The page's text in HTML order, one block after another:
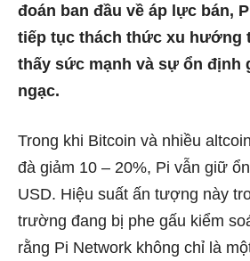
đoán ban đầu về áp lực bán,
tiếp tục thách thức xu hướng
thấy sức mạnh và sự ổn định
ngạc.
Trong khi Bitcoin và nhiều
đà giảm 10 – 20%, Pi vẫn giữ
USD. Hiệu suất ấn tượng này
trường đang bị phe gấu kiểm
rằng Pi Network không chỉ là